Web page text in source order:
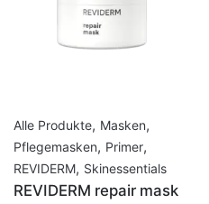
Alle Produkte, Masken,
Pflegemasken, Primer,
REVIDERM, Skinessentials
REVIDERM repair mask